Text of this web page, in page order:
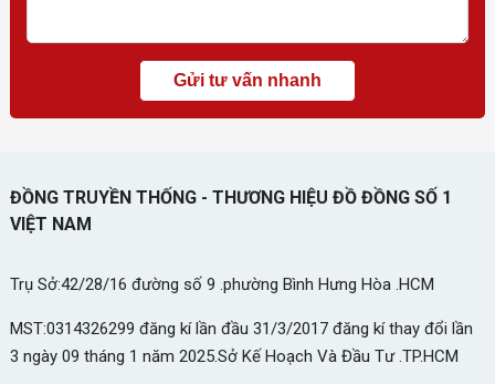
ĐỒNG TRUYỀN THỐNG - THƯƠNG HIỆU ĐỒ ĐỒNG SỐ 1
VIỆT NAM
Trụ Sở:42/28/16 đường số 9 .phường Bình Hưng Hòa .HCM
MST:0314326299 đăng kí lần đầu 31/3/2017 đăng kí thay đổi lần
3 ngày 09 tháng 1 năm 2025.Sở Kế Hoạch Và Đầu Tư .TP.HCM